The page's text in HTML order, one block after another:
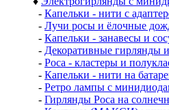
- Капельки - нити с
- Лучи росы и ёлочные
- Капельки - занавесы и
- Декоративные гирлянды
- Роса - кластеры и
- Капельки - нити на
- Ретро лампы с
- Гирлянды Роса на